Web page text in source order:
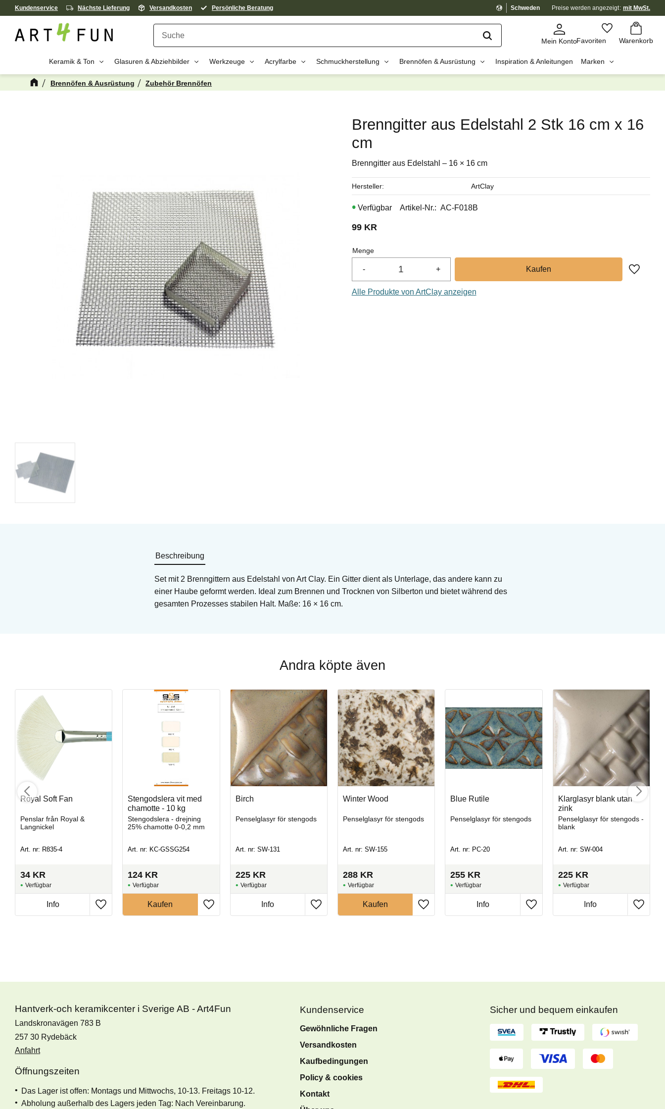
Kundenservice Nächste Lieferung Versandkosten Persönliche Beratung Schweden Preise werden angezeigt mit MwSt.
Mein KontoFavoriten Warenkorb
Favoriten
Warenkorb
Keramik & Ton Glasuren & Abziehbilder Werkzeuge Acrylfarbe Schmuckherstellung Brennöfen & Ausrüstung Inspiration & Anleitungen Marken
Brennöfen & Ausrüstung Zubehör Brennöfen
Opal Lustre
Penselglasyr för stengods
Brenngitter aus Edelstahl 2 Stk 16 cm x 16
cm
Brenngitter aus Edelstahl – 16 × 16 cm
99KR
Menge
+
-
Zu
Artikel-Nr. AC-F018B
Hersteller ArtClay
Alle Produkte von ArtClay anzeigen
Beschreibung
Set mit 2 Brenngittern aus Edelstahl von Art Clay. Ein Gitter dient als Unterlage, das andere kann zu
einer Haube geformt werden. Ideal zum Brennen und Trocknen von Silberton und bietet während des
gesamten Prozesses stabilen Halt. Maße: 16 × 16 cm.
Andra köpte även
Royal Soft Fan
Penslar från Royal &
Langnickel
Art. nr: R835-4
34 KR
Stengodslera vit med
chamotte - 10 kg
Stengodslera - drejning
25% chamotte 0-0,2 mm
Art. nr: KC-GSSG254
124 KR
Birch
Penselglasyr för stengods
Art. nr: SW-131
225 KR
Winter Wood
Penselglasyr för stengods
Art. nr: SW-155
288 KR
Blue Rutile
Penselglasyr för stengods
Art. nr: PC-20
255 KR
Klarglasyr blank utan
zink
Penselglasyr för stengods -
blank
Art. nr: SW-004
225 KR
Hantverk-och keramikcenter i Sverige AB - Art4Fun
Landskronavägen 783 B
257 30 Rydebäck
Anfahrt
Öffnungszeiten
Das Lager ist offen: Montags und Mittwochs, 10-13. Freitags 10-12.
Abholung außerhalb des Lagers jeden Tag: Nach Vereinbarung.
Kundenservice
Gewöhnliche Fragen
Versandkosten
Kaufbedingungen
Policy & cookies
Kontakt
Sicher und bequem einkaufen